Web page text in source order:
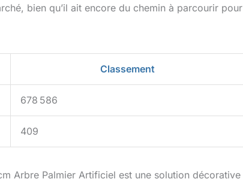
bien qu’il ait encore du chemin à parcourir pour
Classement
678 586
409
Arbre Palmier Artificiel est une solution décorative